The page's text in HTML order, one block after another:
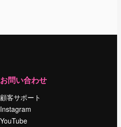
お問い合わせ
顧客サポート
Instagram
YouTube